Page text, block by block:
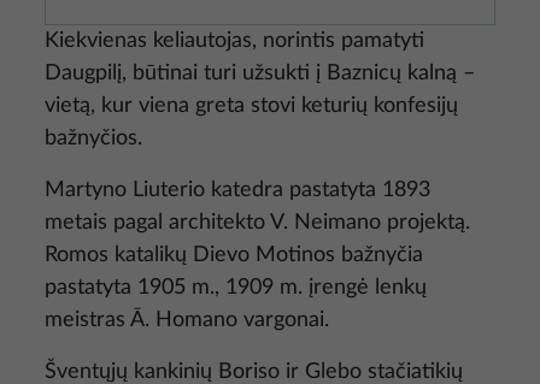
Kiekvienas keliautojas, norintis pamatyti
Daugpilį, būtinai turi užsukti į Baznicų kalną –
vietą, kur viena greta stovi keturių konfesijų
bažnyčios.
Martyno Liuterio katedra pastatyta 1893
metais pagal architekto V. Neimano projektą.
Romos katalikų Dievo Motinos bažnyčia
pastatyta 1905 m., 1909 m. įrengė lenkų
meistras Ā. Homano vargonai.
Šventųjų kankinių Boriso ir Glebo stačiatikių